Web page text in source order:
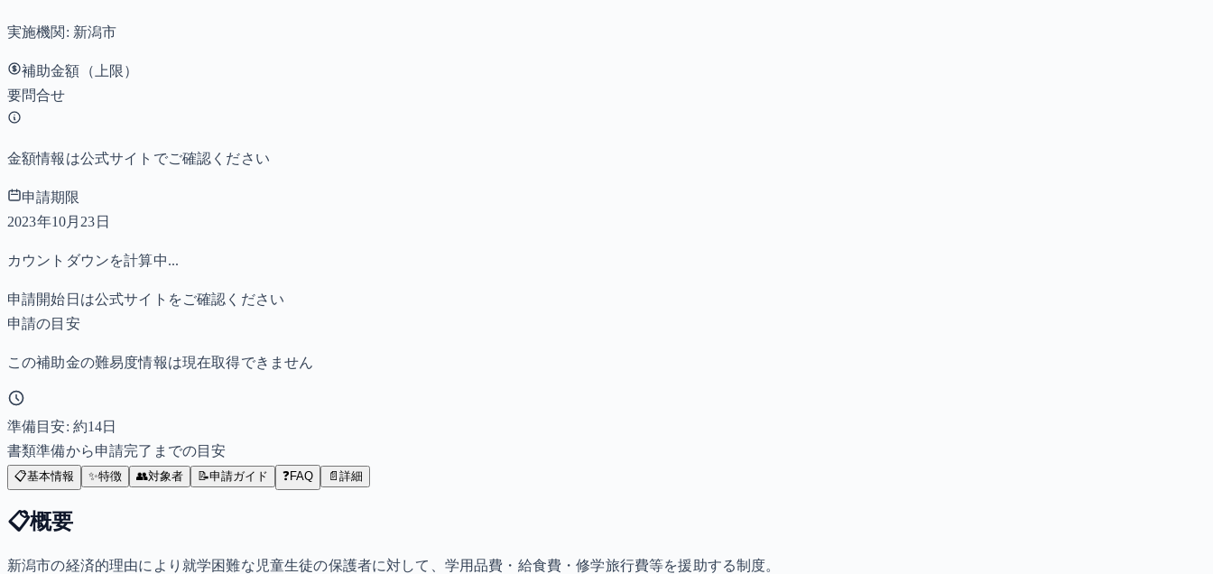
実施機関: 新潟市
補助金額（上限）
要問合せ
金額情報は公式サイトでご確認ください
申請期限
2023年10月23日
カウントダウンを計算中...
申請開始日は公式サイトをご確認ください
申請の目安
この補助金の難易度情報は現在取得できません
準備目安: 約14日
書類準備から申請完了までの目安
📋基本情報 ✨特徴 👥対象者 📝申請ガイド ❓FAQ 📄 詳細
📋概要
新潟市の経済的理由により就学困難な児童生徒の保護者に対して、学用品費・給食費・修学旅行費等を援助する制度。